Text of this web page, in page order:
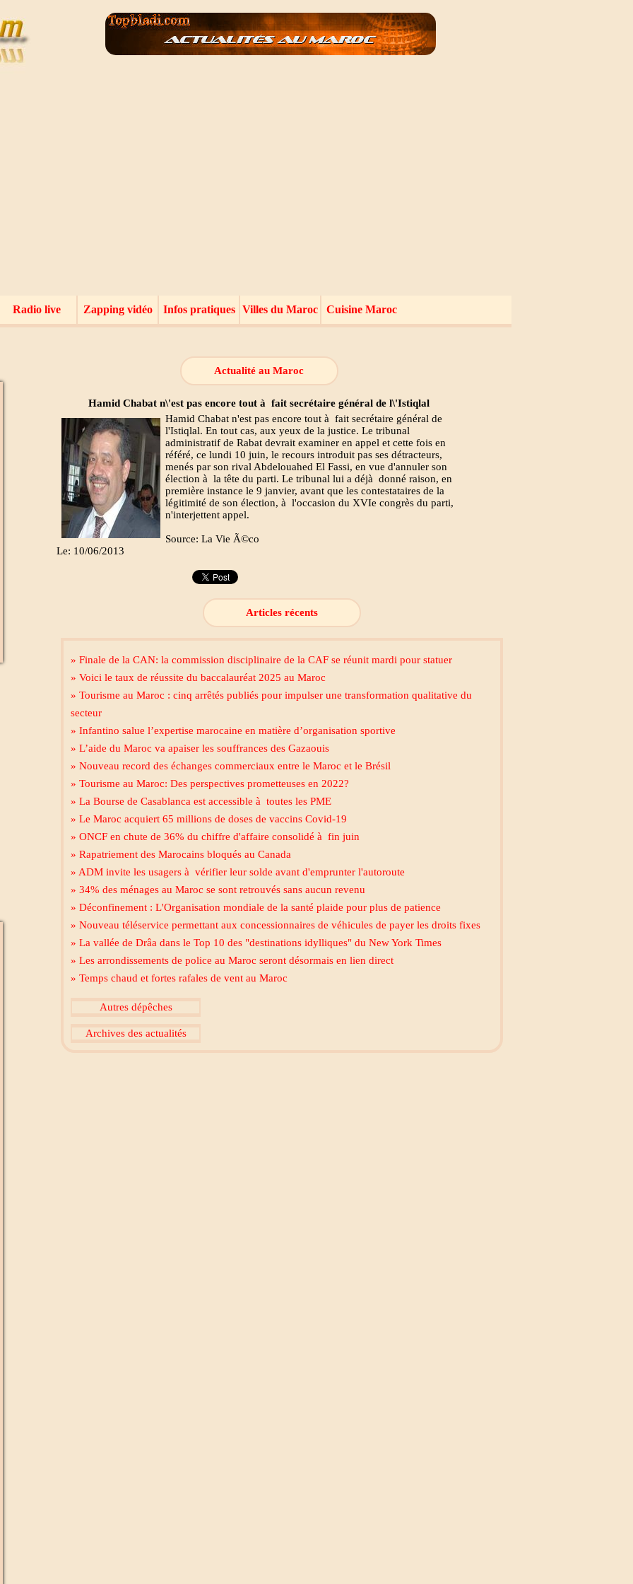
Radio live Zapping vidéo Infos pratiques Villes du Maroc Cuisine Maroc
Actualité au Maroc
Hamid Chabat n\'est pas encore tout à fait secrétaire général de l\'Istiqlal
Hamid Chabat n'est pas encore tout à fait secrétaire général de
l'Istiqlal. En tout cas, aux yeux de la justice. Le tribunal
administratif de Rabat devrait examiner en appel et cette fois en
référé, ce lundi 10 juin, le recours introduit pas ses détracteurs,
menés par son rival Abdelouahed El Fassi, en vue d'annuler son
élection à la tête du parti. Le tribunal lui a déjà donné raison, en
première instance le 9 janvier, avant que les contestataires de la
légitimité de son élection, à l'occasion du XVIe congrès du parti,
n'interjettent appel.
Source: La Vie Ã©co
Le: 10/06/2013
Articles récents
» Finale de la CAN: la commission disciplinaire de la CAF se réunit mardi pour statuer
» Voici le taux de réussite du baccalauréat 2025 au Maroc
» Tourisme au Maroc : cinq arrêtés publiés pour impulser une transformation qualitative du
secteur
» Infantino salue l’expertise marocaine en matière d’organisation sportive
» L’aide du Maroc va apaiser les souffrances des Gazaouis
» Nouveau record des échanges commerciaux entre le Maroc et le Brésil
» Tourisme au Maroc: Des perspectives prometteuses en 2022?
» La Bourse de Casablanca est accessible à toutes les PME
» Le Maroc acquiert 65 millions de doses de vaccins Covid-19
» ONCF en chute de 36% du chiffre d'affaire consolidé à fin juin
» Rapatriement des Marocains bloqués au Canada
» ADM invite les usagers à vérifier leur solde avant d'emprunter l'autoroute
» 34% des ménages au Maroc se sont retrouvés sans aucun revenu
» Déconfinement : L'Organisation mondiale de la santé plaide pour plus de patience
» Nouveau téléservice permettant aux concessionnaires de véhicules de payer les droits fixes
» La vallée de Drâa dans le Top 10 des "destinations idylliques" du New York Times
» Les arrondissements de police au Maroc seront désormais en lien direct
» Temps chaud et fortes rafales de vent au Maroc
Autres dépêches
Archives des actualités